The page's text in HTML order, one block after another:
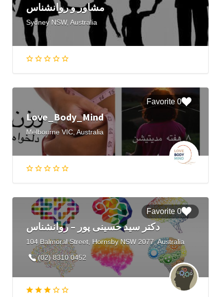
مشاور و روانشناس
Sydney NSW, Australia
0 Favorite
Love_Body_Mind
Melbourne VIC, Australia
0 Favorite
دکتر سید حسینی پور – روانشناس
104 Balmoral Street, Hornsby NSW 2077, Australia
(02) 8310 0452